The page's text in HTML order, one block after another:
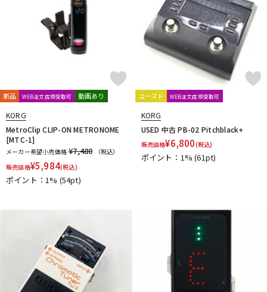
新品 WEB注文店頭受取可 動画あり
KORG
MetroClip CLIP-ON METRONOME
[MTC-1]
メーカー希望小売価格 ¥7,480
（税込）
販売価格¥5,984(税込)
ポイント：1% (54pt)
ユーズド WEB注文店頭受取可
KORG
USED 中古 PB-02 Pitchblack+
販売価格¥6,800(税込)
ポイント：1%(61pt)